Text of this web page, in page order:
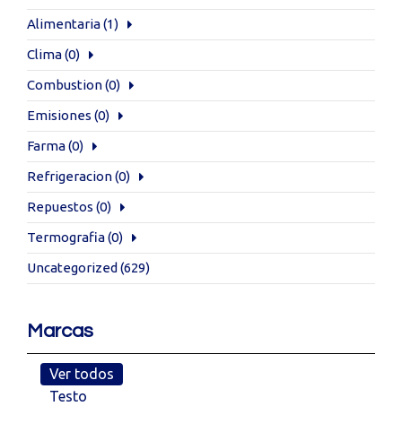
Alimentaria(1)
Clima(0)
Combustion(0)
Emisiones (0)
Farma(0)
Refrigeracion(0)
Repuestos (0)
Termografia(0)
Uncategorized (629)
Marcas
Ver todos
Testo